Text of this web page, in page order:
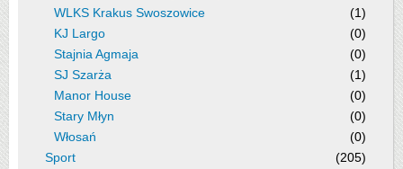
WLKS Krakus Swoszowice
(1)
KJ Largo
(0)
Stajnia Agmaja
(0)
SJ Szarża
(1)
Manor House
(0)
Stary Młyn
(0)
Włosań
(0)
Sport
(205)